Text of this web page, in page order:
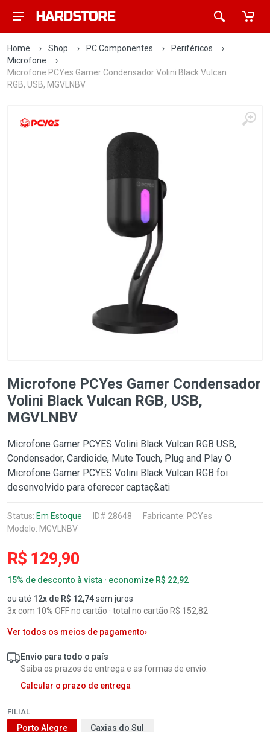
Home › Shop › PC Componentes › Periféricos
›
Microfone
›
Microfone PCYes Gamer Condensador Volini Black Vulcan
RGB, USB, MGVLNBV
Microfone PCYes Gamer Condensador
Volini Black Vulcan RGB, USB,
MGVLNBV
Microfone Gamer PCYES Volini Black Vulcan RGB USB,
Condensador, Cardioide, Mute Touch, Plug and Play O
Microfone Gamer PCYES Volini Black Vulcan RGB foi
desenvolvido para oferecer captaç&ati
Status: Em Estoque ID# 28648 Fabricante: PCYes
Modelo: MGVLNBV
R$ 129,90
15% de desconto à vista · economize R$ 22,92
ou até 12x de R$ 12,74sem juros
3x com 10% OFF no cartão · total no cartão R$ 152,82
Ver todos os meios de pagamento›
Envio para todo o país
Saiba os prazos de entrega e as formas de envio.
Calcular o prazo de entrega
FILIAL
Porto Alegre Caxias do Sul